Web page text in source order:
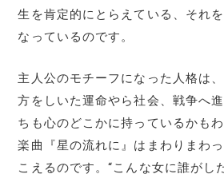
生を肯定的にとらえている、それ
なっているのです。
主人公のモチーフになった人格は
方をしいた運命やら社会、戦争へ
ちも心のどこかに持っているかも
楽曲『星の流れに』はまわりまわ
こえるのです。“こんな女に誰がし